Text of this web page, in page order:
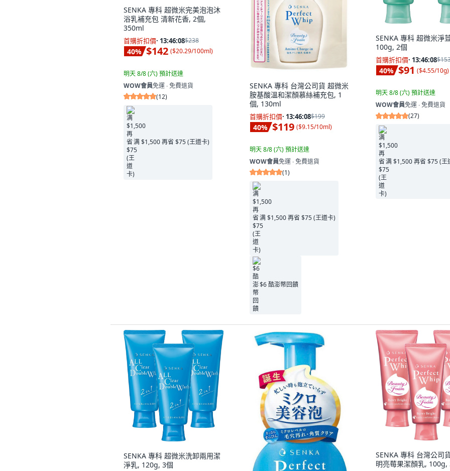
SENKA 專科 超微米完美泡泡沐
浴乳補充包 清新花香, 2個,
350ml
首購折扣價· 13:46:06$238
40% $142 ($20.29/100ml)
明天 8/8 (六)預計送達
WOW會員免運 ∙ 免費退貨
(12)
满 $1,500 再省 $75 (王道卡)
SENKA 專科 台灣公司貨 超微米
胺基酸溫和潔顏慕絲補充包, 1
個, 130ml
首購折扣價· 13:46:06$199
40% $119 ($9.15/10ml)
明天 8/8 (六)預計送達
WOW會員免運 ∙ 免費退貨
(1)
满 $1,500 再省 $75 (王道卡)
$6 酷澎幣回饋
SENKA 專科 超微米淨
100g, 2個
首購折扣價· 13:46:06
40% $91 ($4.55/10g)
明天 8/8 (六)預計送達
WOW會員免運 ∙ 免費退貨
(27)
满 $1,500 再省 $75 (王
SENKA 專科 超微米洗卸兩用潔
淨乳, 120g, 3個
SENKA 專科 台灣公司
明亮莓果潔顏乳, 100g,